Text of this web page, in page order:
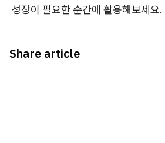
성장이 필요한 순간에 활용해보세요.
Share article